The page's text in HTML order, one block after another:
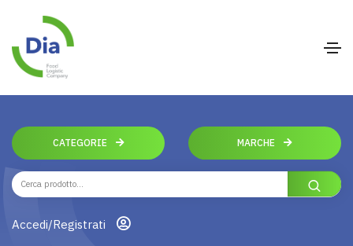
CATEGORIE MARCHE
Accedi/Registrati